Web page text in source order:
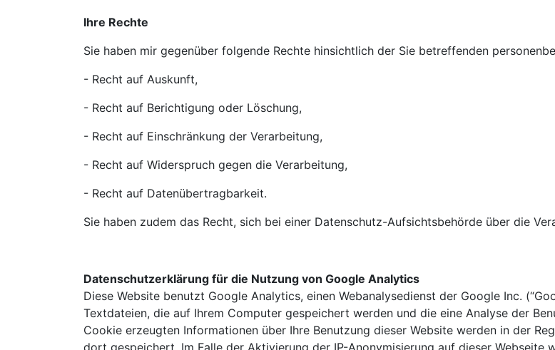
Ihre Rechte
Sie haben mir gegenüber folgende Rechte hinsichtlich der Sie betreffenden
- Recht auf Auskunft,
- Recht auf Berichtigung oder Löschung,
- Recht auf Einschränkung der Verarbeitung,
- Recht auf Widerspruch gegen die Verarbeitung,
- Recht auf Datenübertragbarkeit.
Sie haben zudem das Recht, sich bei einer Datenschutz-Aufsichtsbehörde über die
Datenschutzerklärung für die Nutzung von Google Analytics
Diese Website benutzt Google Analytics, einen Webanalysedienst der Google Inc.
Textdateien, die auf Ihrem Computer gespeichert werden und die eine Analyse der
Cookie erzeugten Informationen über Ihre Benutzung dieser Website werden in der
dort gespeichert. Im Falle der Aktivierung der IP-Anonymisierung auf dieser Webseite